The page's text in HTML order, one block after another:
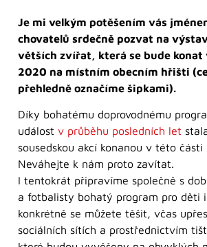
Je mi velkým potěšením vás
chovatelů srdečně pozvat na
větších zvířat, která se bude konat
2020 na místním obecním hřišti
přehledně označíme šipkami).
Díky bohatému doprovodnému
událost v průběhu posledních let
sousedskou akcí konanou v této části
Neváhejte k nám proto zavítat.
I tentokrát připravíme společně s
a fotbalisty bohatý program pro děti
konkrétně se můžete těšit, včas
sociálních sítích a prostřednictvím